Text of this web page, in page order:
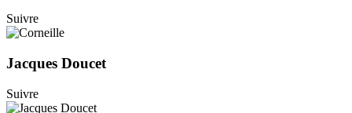
Suivre
Jacques Doucet
Suivre